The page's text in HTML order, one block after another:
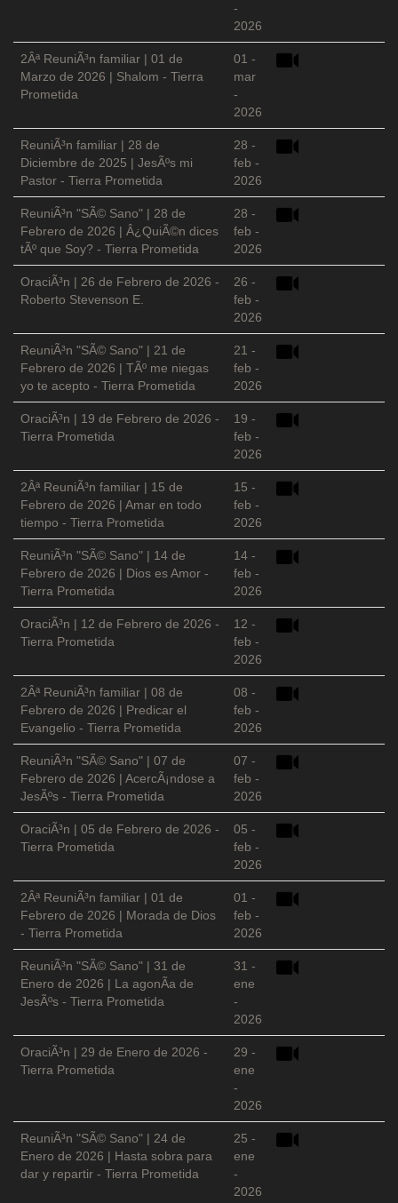
-
2026
2Âª ReuniÃ³n familiar | 01 de
Marzo de 2026 | Shalom - Tierra
Prometida
01 -
mar
-
2026
ReuniÃ³n familiar | 28 de
Diciembre de 2025 | JesÃºs mi
Pastor - Tierra Prometida
28 -
feb -
2026
ReuniÃ³n "SÃ© Sano" | 28 de
Febrero de 2026 | Â¿QuiÃ©n dices
tÃº que Soy? - Tierra Prometida
28 -
feb -
2026
OraciÃ³n | 26 de Febrero de 2026 -
Roberto Stevenson E.
26 -
feb -
2026
ReuniÃ³n "SÃ© Sano" | 21 de
Febrero de 2026 | TÃº me niegas
yo te acepto - Tierra Prometida
21 -
feb -
2026
OraciÃ³n | 19 de Febrero de 2026 -
Tierra Prometida
19 -
feb -
2026
2Âª ReuniÃ³n familiar | 15 de
Febrero de 2026 | Amar en todo
tiempo - Tierra Prometida
15 -
feb -
2026
ReuniÃ³n "SÃ© Sano" | 14 de
Febrero de 2026 | Dios es Amor -
Tierra Prometida
14 -
feb -
2026
OraciÃ³n | 12 de Febrero de 2026 -
Tierra Prometida
12 -
feb -
2026
2Âª ReuniÃ³n familiar | 08 de
Febrero de 2026 | Predicar el
Evangelio - Tierra Prometida
08 -
feb -
2026
ReuniÃ³n "SÃ© Sano" | 07 de
Febrero de 2026 | AcercÃ¡ndose a
JesÃºs - Tierra Prometida
07 -
feb -
2026
OraciÃ³n | 05 de Febrero de 2026 -
Tierra Prometida
05 -
feb -
2026
2Âª ReuniÃ³n familiar | 01 de
Febrero de 2026 | Morada de Dios
- Tierra Prometida
01 -
feb -
2026
ReuniÃ³n "SÃ© Sano" | 31 de
Enero de 2026 | La agonÃ­a de
JesÃºs - Tierra Prometida
31 -
ene
-
2026
OraciÃ³n | 29 de Enero de 2026 -
Tierra Prometida
29 -
ene
-
2026
ReuniÃ³n "SÃ© Sano" | 24 de
Enero de 2026 | Hasta sobra para
dar y repartir - Tierra Prometida
25 -
ene
-
2026